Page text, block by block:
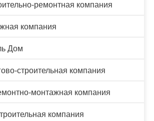
ремонтная компания
компания
Дом
строительная компания
монтажная компания
компания